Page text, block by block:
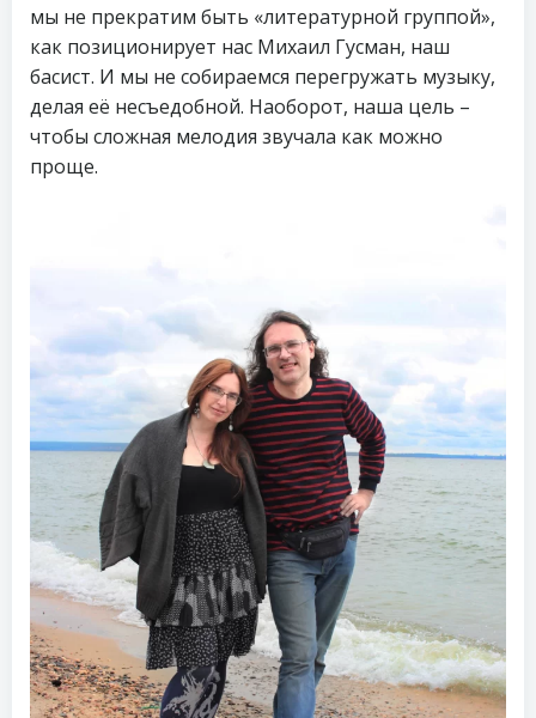
мы не прекратим быть «литературной группой»,
как позиционирует нас Михаил Гусман, наш
басист. И мы не собираемся перегружать музыку,
делая её несъедобной. Наоборот, наша цель –
чтобы сложная мелодия звучала как можно
проще.